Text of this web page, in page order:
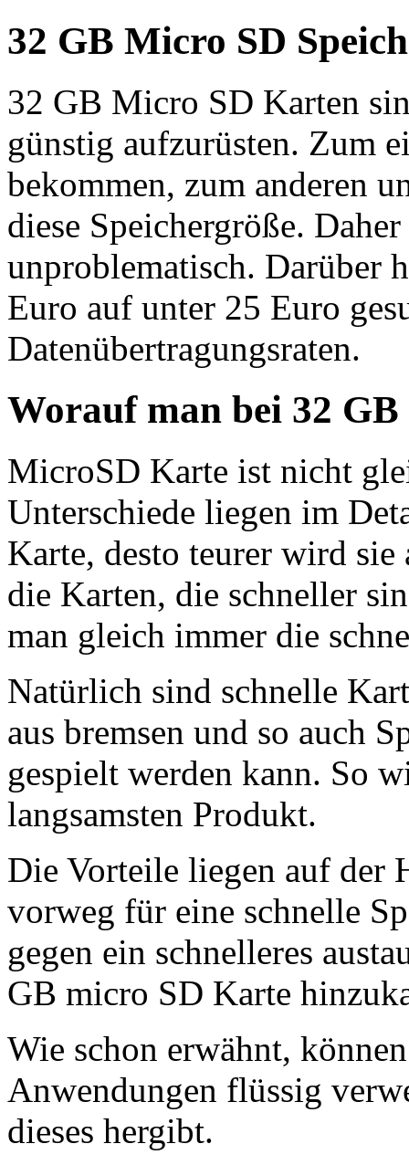
32 GB Micro SD
32 GB Micro SD Karten
günstig aufzurüsten. Zum
bekommen, zum anderen
diese Speichergröße.
unproblematisch. Darüber
Euro auf unter 25 Euro
Datenübertragungsraten.
Worauf man bei 32
MicroSD Karte ist nicht
Unterschiede liegen im
Karte, desto teurer wird
die Karten, die schneller
man gleich immer die
Natürlich sind schnelle
aus bremsen und so auch
gespielt werden kann. So
langsamsten Produkt.
Die Vorteile liegen auf der
vorweg für eine schnelle
gegen ein schnelleres
GB micro SD Karte
Wie schon erwähnt,
Anwendungen flüssig
dieses hergibt.